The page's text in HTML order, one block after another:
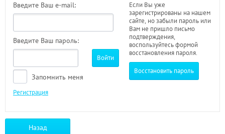
Введите Ваш e-mail:
Введите Ваш пароль:
Войти
Запомнить меня
Регистрация
Если Вы уже
зарегистрированы на нашем
сайте, но забыли пароль или
Вам не пришло письмо
подтверждения,
воспользуйтесь формой
восстановления пароля.
Восстановить пароль
Назад